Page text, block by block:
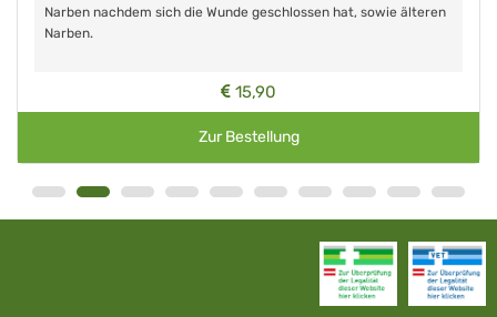
Narben nachdem sich die Wunde geschlossen hat, sowie älteren
Narben.
15,90
Zur Bestellung